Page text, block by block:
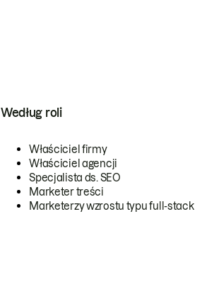
Według roli
Właściciel firmy
Właściciel agencji
Specjalista ds. SEO
Marketer treści
Marketerzy wzrostu typu full-stack